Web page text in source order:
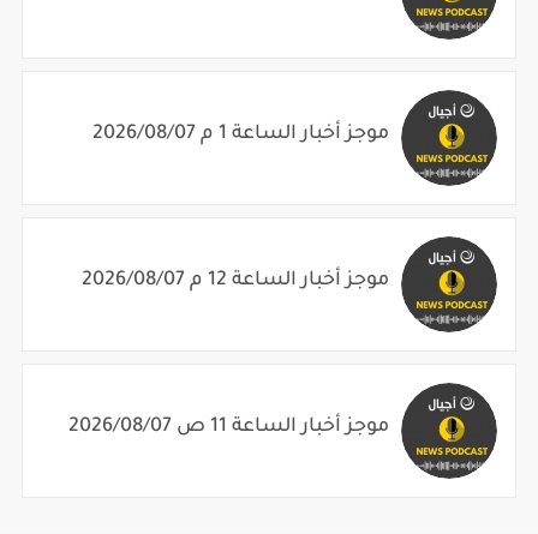
موجز أخبار الساعة 1 م 2026/08/07
موجز أخبار الساعة 12 م 2026/08/07
موجز أخبار الساعة 11 ص 2026/08/07